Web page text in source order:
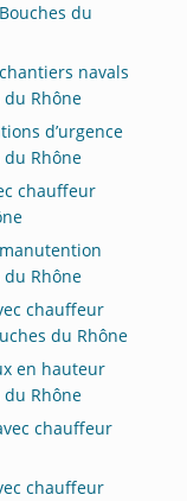
du
navals
Rhône
d’urgence
Rhône
chauffeur
Rhône
chauffeur
du Rhône
en hauteur
Rhône
chauffeur
chauffeur